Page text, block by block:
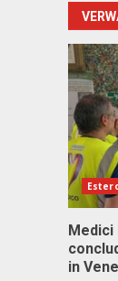
Medici
in